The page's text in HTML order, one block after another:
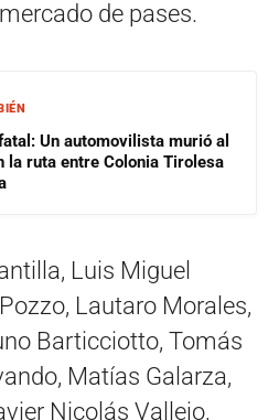
de pases.
Un automovilista murió al
la ruta entre Colonia Tirolesa
Luis Miguel
Lautaro Morales,
Barticciotto, Tomás
Matías Galarza,
Nicolás Vallejo,